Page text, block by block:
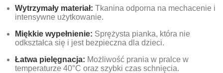
Wytrzymały materiał: Tkanina odporna na mechacenie i
intensywne użytkowanie.
Miękkie wypełnienie: Sprężysta pianka, która nie
odkształca się i jest bezpieczna dla dzieci.
Łatwa pielęgnacja: Możliwość prania w pralce w
temperaturze 40°C oraz szybki czas schnięcia.